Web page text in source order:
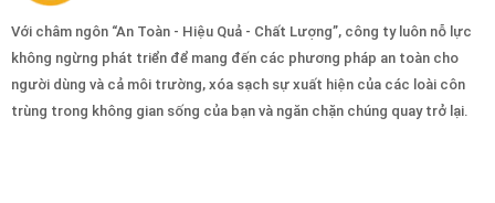
Với châm ngôn “An Toàn - Hiệu Quả - Chất Lượng”, công ty luôn nỗ lực
không ngừng phát triển để mang đến các phương pháp an toàn cho
người dùng và cả môi trường, xóa sạch sự xuất hiện của các loài côn
trùng trong không gian sống của bạn và ngăn chặn chúng quay trở lại.